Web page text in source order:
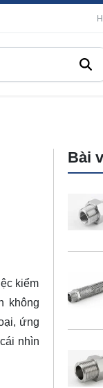
kiểm
không
ứng
nhìn
Bài